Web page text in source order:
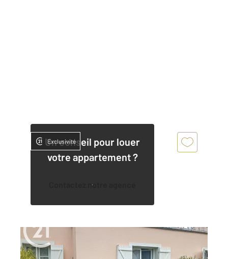
Un conseil pour louer
votre appartement ?
Contactez notre agence
Exclusivité
PROVINS 77
47,30 m2, 2 pièces